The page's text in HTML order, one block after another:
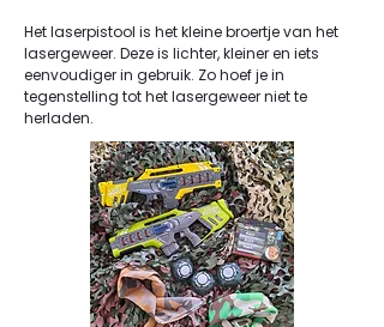
Het laserpistool is het kleine broertje van het
lasergeweer. Deze is lichter, kleiner en iets
eenvoudiger in gebruik. Zo hoef je in
tegenstelling tot het lasergeweer niet te
herladen. ​